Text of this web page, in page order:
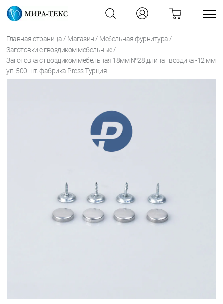
Главная страница / Магазин / Мебельная фурнитура /
Заготовки с гвоздиком мебельные /
Заготовка с гвоздиком мебельная 18мм №28 длина гвоздика -12 мм
уп. 500 шт. фабрика Press Турция